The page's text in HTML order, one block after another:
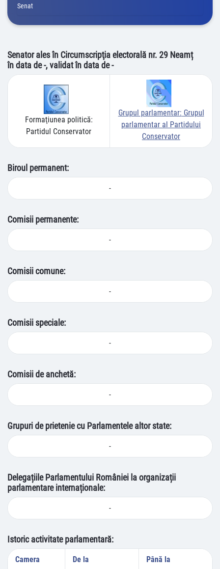
Senat
Senator ales în Circumscripţia electorală nr. 29 Neamț
în data de -, validat în data de -
Formaţiunea politică:
Partidul Conservator
Grupul parlamentar: Grupul
parlamentar al Partidului
Conservator
Biroul permanent:
-
Comisii permanente:
-
Comisii comune:
-
Comisii speciale:
-
Comisii de anchetă:
-
Grupuri de prietenie cu Parlamentele altor state:
-
Delegațiile Parlamentului României la organizații
parlamentare internaționale:
-
Istoric activitate parlamentară:
Camera De la Până la